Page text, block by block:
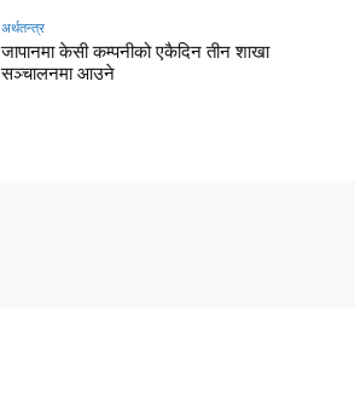
अर्थतन्त्र
जापानमा केसी कम्पनीको एकैदिन तीन शाखा
सञ्चालनमा आउने